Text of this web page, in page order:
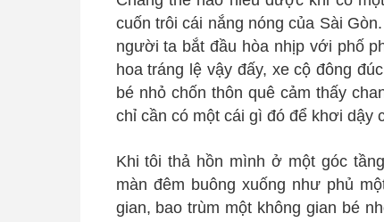
cuốn trôi cái nắng nóng của Sài
người ta bắt đầu hòa nhịp với phố
hoa tráng lệ vậy đấy, xe cộ đông
bé nhỏ chốn thôn quê cảm thấy
chỉ cần có một cái gì đó để khơi dậy
Khi tôi thả hồn mình ở một góc
màn đêm buông xuống như phủ
gian, bao trùm một không gian bé